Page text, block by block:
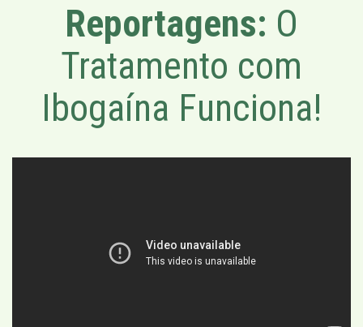
Reportagens: O
Tratamento com
Ibogaína Funciona!